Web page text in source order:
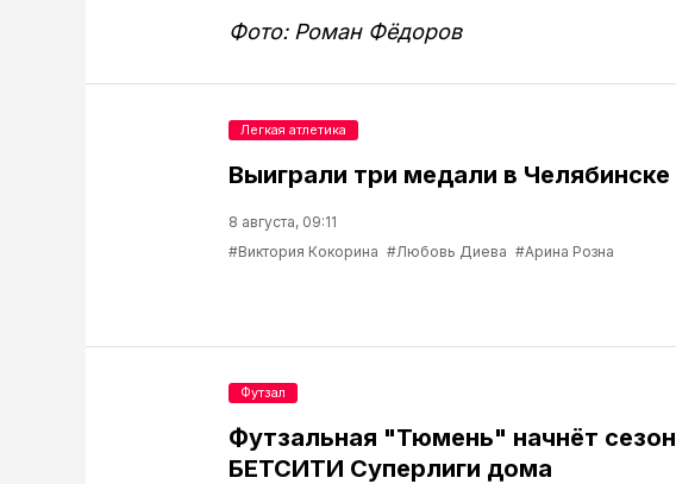
Фото: Роман Фёдоров
Выиграли три медали в Челябинске
8 августа, 09:11
#Виктория Кокорина #Любовь Диева #Арина Розна
Легкая атлетика
Футзальная "Тюмень" начнёт сезон
БЕТСИТИ Суперлиги дома
Футзал